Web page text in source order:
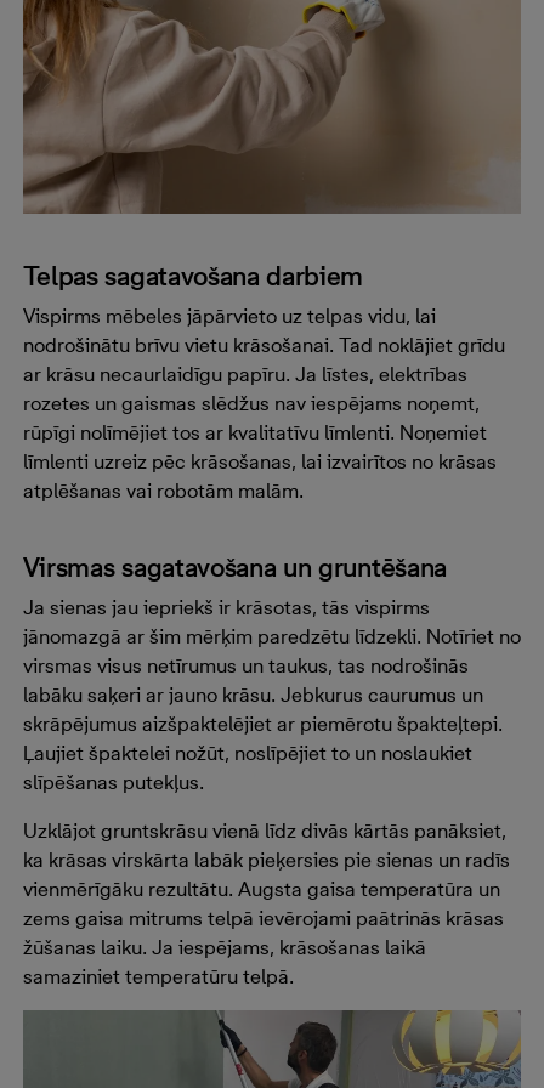
Telpas sagatavošana darbiem
Vispirms mēbeles jāpārvieto uz telpas vidu, lai
nodrošinātu brīvu vietu krāsošanai. Tad noklājiet grīdu
ar krāsu necaurlaidīgu papīru. Ja līstes, elektrības
rozetes un gaismas slēdžus nav iespējams noņemt,
rūpīgi nolīmējiet tos ar kvalitatīvu līmlenti. Noņemiet
līmlenti uzreiz pēc krāsošanas, lai izvairītos no krāsas
atplēšanas vai robotām malām.
Virsmas sagatavošana un gruntēšana
Ja sienas jau iepriekš ir krāsotas, tās vispirms
jānomazgā ar šim mērķim paredzētu līdzekli. Notīriet no
virsmas visus netīrumus un taukus, tas nodrošinās
labāku saķeri ar jauno krāsu. Jebkurus caurumus un
skrāpējumus aizšpaktelējiet ar piemērotu špakteļtepi.
Ļaujiet špaktelei nožūt, noslīpējiet to un noslaukiet
slīpēšanas putekļus.
Uzklājot gruntskrāsu vienā līdz divās kārtās panāksiet,
ka krāsas virskārta labāk pieķersies pie sienas un radīs
vienmērīgāku rezultātu. Augsta gaisa temperatūra un
zems gaisa mitrums telpā ievērojami paātrinās krāsas
žūšanas laiku. Ja iespējams, krāsošanas laikā
samaziniet temperatūru telpā.